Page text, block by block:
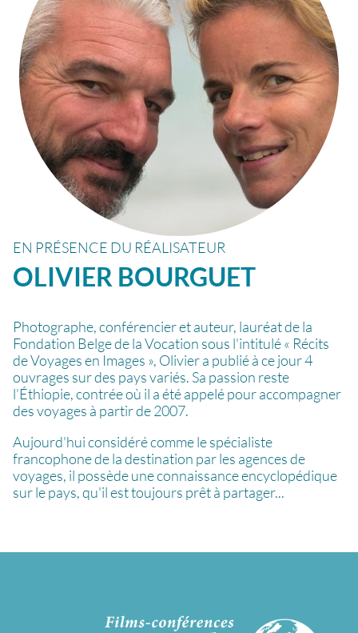
EN PRÉSENCE DU RÉALISATEUR
OLIVIER BOURGUET
Photographe, conférencier et auteur, lauréat de la
Fondation Belge de la Vocation sous l'intitulé « Récits
de Voyages en Images », Olivier a publié à ce jour 4
ouvrages sur des pays variés. Sa passion reste
l’Éthiopie, contrée où il a été appelé pour accompagner
des voyages à partir de 2007.
Aujourd'hui considéré comme le spécialiste
francophone de la destination par les agences de
voyages, il possède une connaissance encyclopédique
sur le pays, qu'il est toujours prêt à partager...